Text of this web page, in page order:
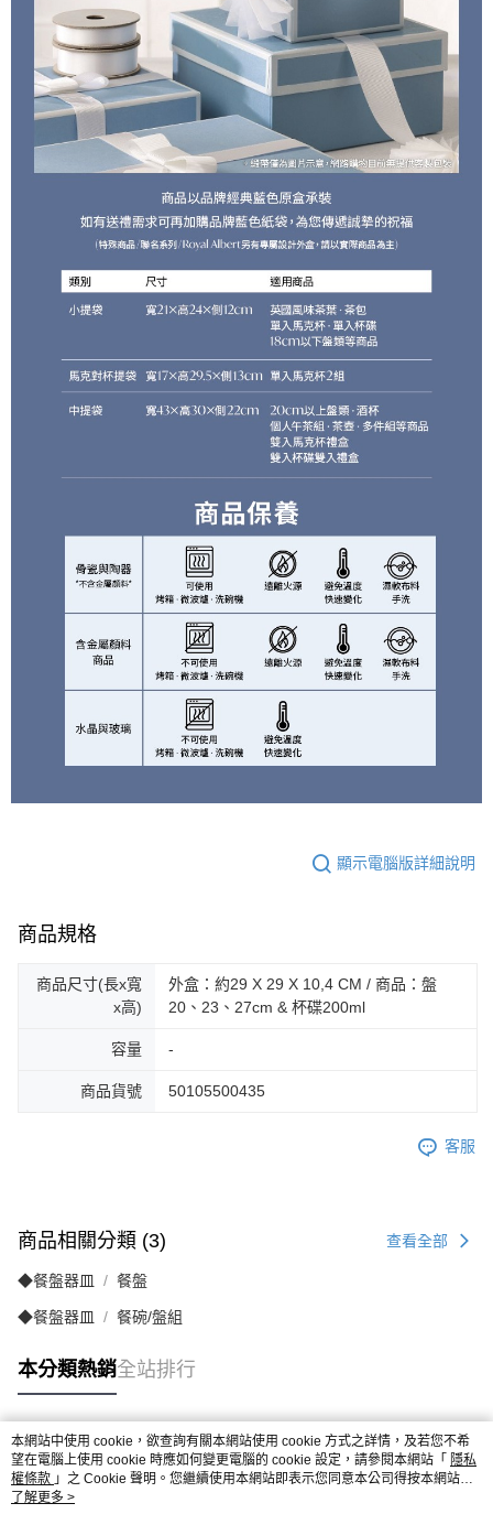
顯示電腦版詳細說明
商品規格
商品尺寸(長x寬
x高)
外盒：約29 X 29 X 10,4 CM / 商品：盤
20、23、27cm & 杯碟200ml
容量 -
商品貨號 50105500435
客服
商品相關分類 (3) 查看全部
◆餐盤器皿 餐盤
◆餐盤器皿 餐碗/盤組
本分類熱銷全站排行
熱門標籤
本網站中使用 cookie，欲查詢有關本網站使用 cookie 方式之詳情，及若您不希
望在電腦上使用 cookie 時應如何變更電腦的 cookie 設定，請參閱本網站「 隱私
權條款 」之 Cookie 聲明。您繼續使用本網站即表示您同意本公司得按本網站使
用條款之 Cookie 聲明使用 cookie。
了解更多 >